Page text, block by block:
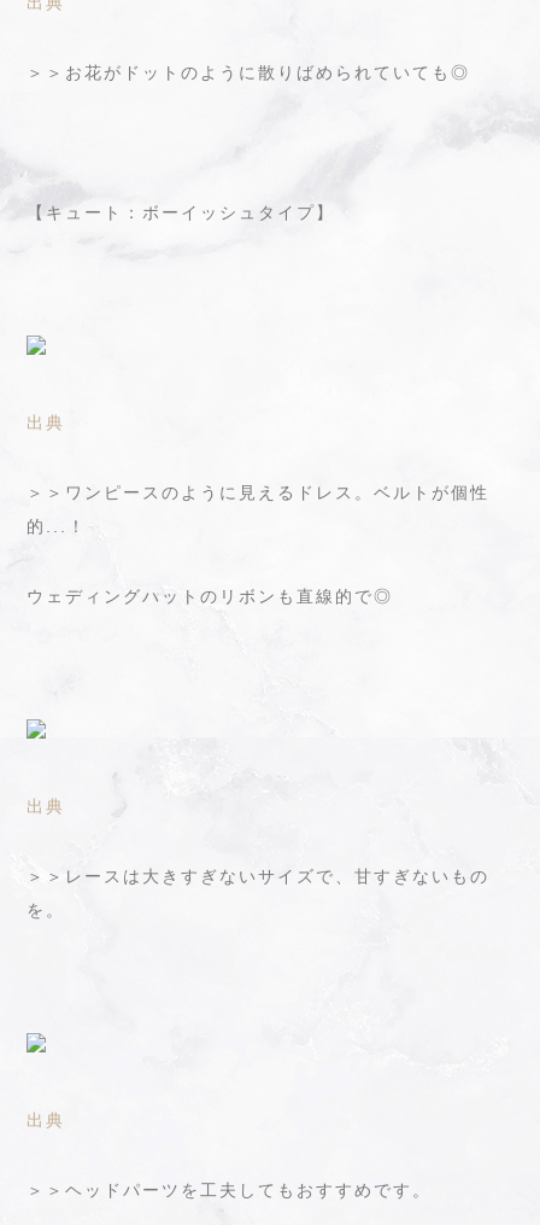
＞＞お花がドットのように散りばめられていても◎
【キュート：ボーイッシュタイプ】
出典
＞＞ワンピースのように見えるドレス。ベルトが個性
的...！
ウェディングハットのリボンも直線的で◎
出典
＞＞レースは大きすぎないサイズで、甘すぎないもの
を。
出典
＞＞ヘッドパーツを工夫してもおすすめです。